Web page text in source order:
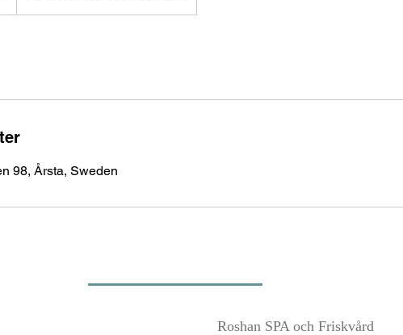
98, Årsta, Sweden
Roshan SPA och Friskvård